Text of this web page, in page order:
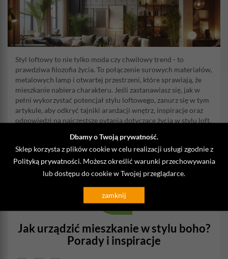
Dbamy o Twoją prywatność.
Sklep korzysta z plików cookie w celu realizacji usługi zgodnie z
Polityką prywatności . Możesz określić warunki przechowywania
lub dostępu do cookie w Twojej przeglądarce.
zamknij
Styl loftowy to nie tylko moda czy chwilowy trend - to
prawdziwa filozofia życia. To połączenie surowych materiałów,
metalowych lamp i otwartej przestrzeni, które sprawiają, że
mieszkanie nabiera charakteru. Jeśli zastanawiasz się, jak w
pełni wykorzystać potencjał stylu loftowego, zanurz się w tym
artykule, aby odkryć tajniki aranżacji wnętrz, inspiracje oraz
odpowiedzi na najczęstsze pytania dotyczące życia w stylu loft.
CZYTAJ DALEJ
24
Nov
2023
Jak urządzić mieszkanie w stylu boho?
Porady i inspiracje